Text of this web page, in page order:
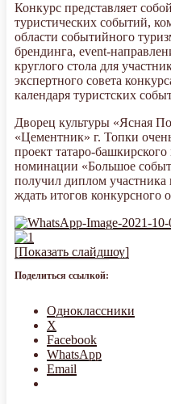
Конкурс представляет
туристических событий,
области событийного
брендинга, event-
круглого стола для
экспертного совета
календаря туристских
Дворец культуры «Ясная
«Цементник» г. Топки
проект татаро-
номинации «Большое
получил диплом участника
ждать итогов конкурсного
[Показать слайдшоу]
Поделиться ссылкой:
Одноклассники
X
Facebook
WhatsApp
Email